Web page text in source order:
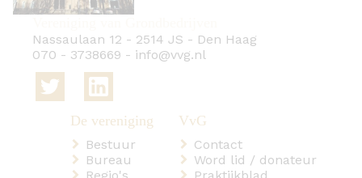
Nassaulaan 12 - 2514 JS - Den Haag
070 - 3738669 - info@vvg.nl
Bestuur
Bureau
Contact
Word lid / donateur